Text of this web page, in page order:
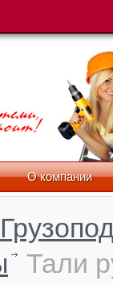
О компании
Тали